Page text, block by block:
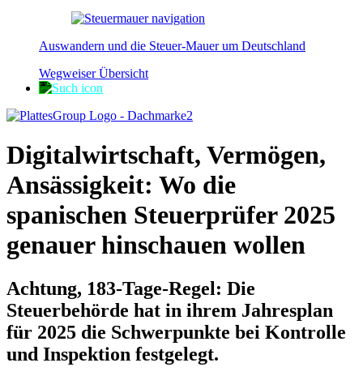
Auswandern und die Steuer-Mauer um Deutschland
Wegweiser Übersicht
Digitalwirtschaft, Vermögen,
Ansässigkeit: Wo die
spanischen Steuerprüfer 2025
genauer hinschauen wollen
Achtung, 183-Tage-Regel: Die
Steuerbehörde hat in ihrem Jahresplan
für 2025 die Schwerpunkte bei Kontrolle
und Inspektion festgelegt.